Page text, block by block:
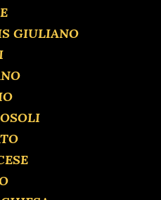
GIULIANO